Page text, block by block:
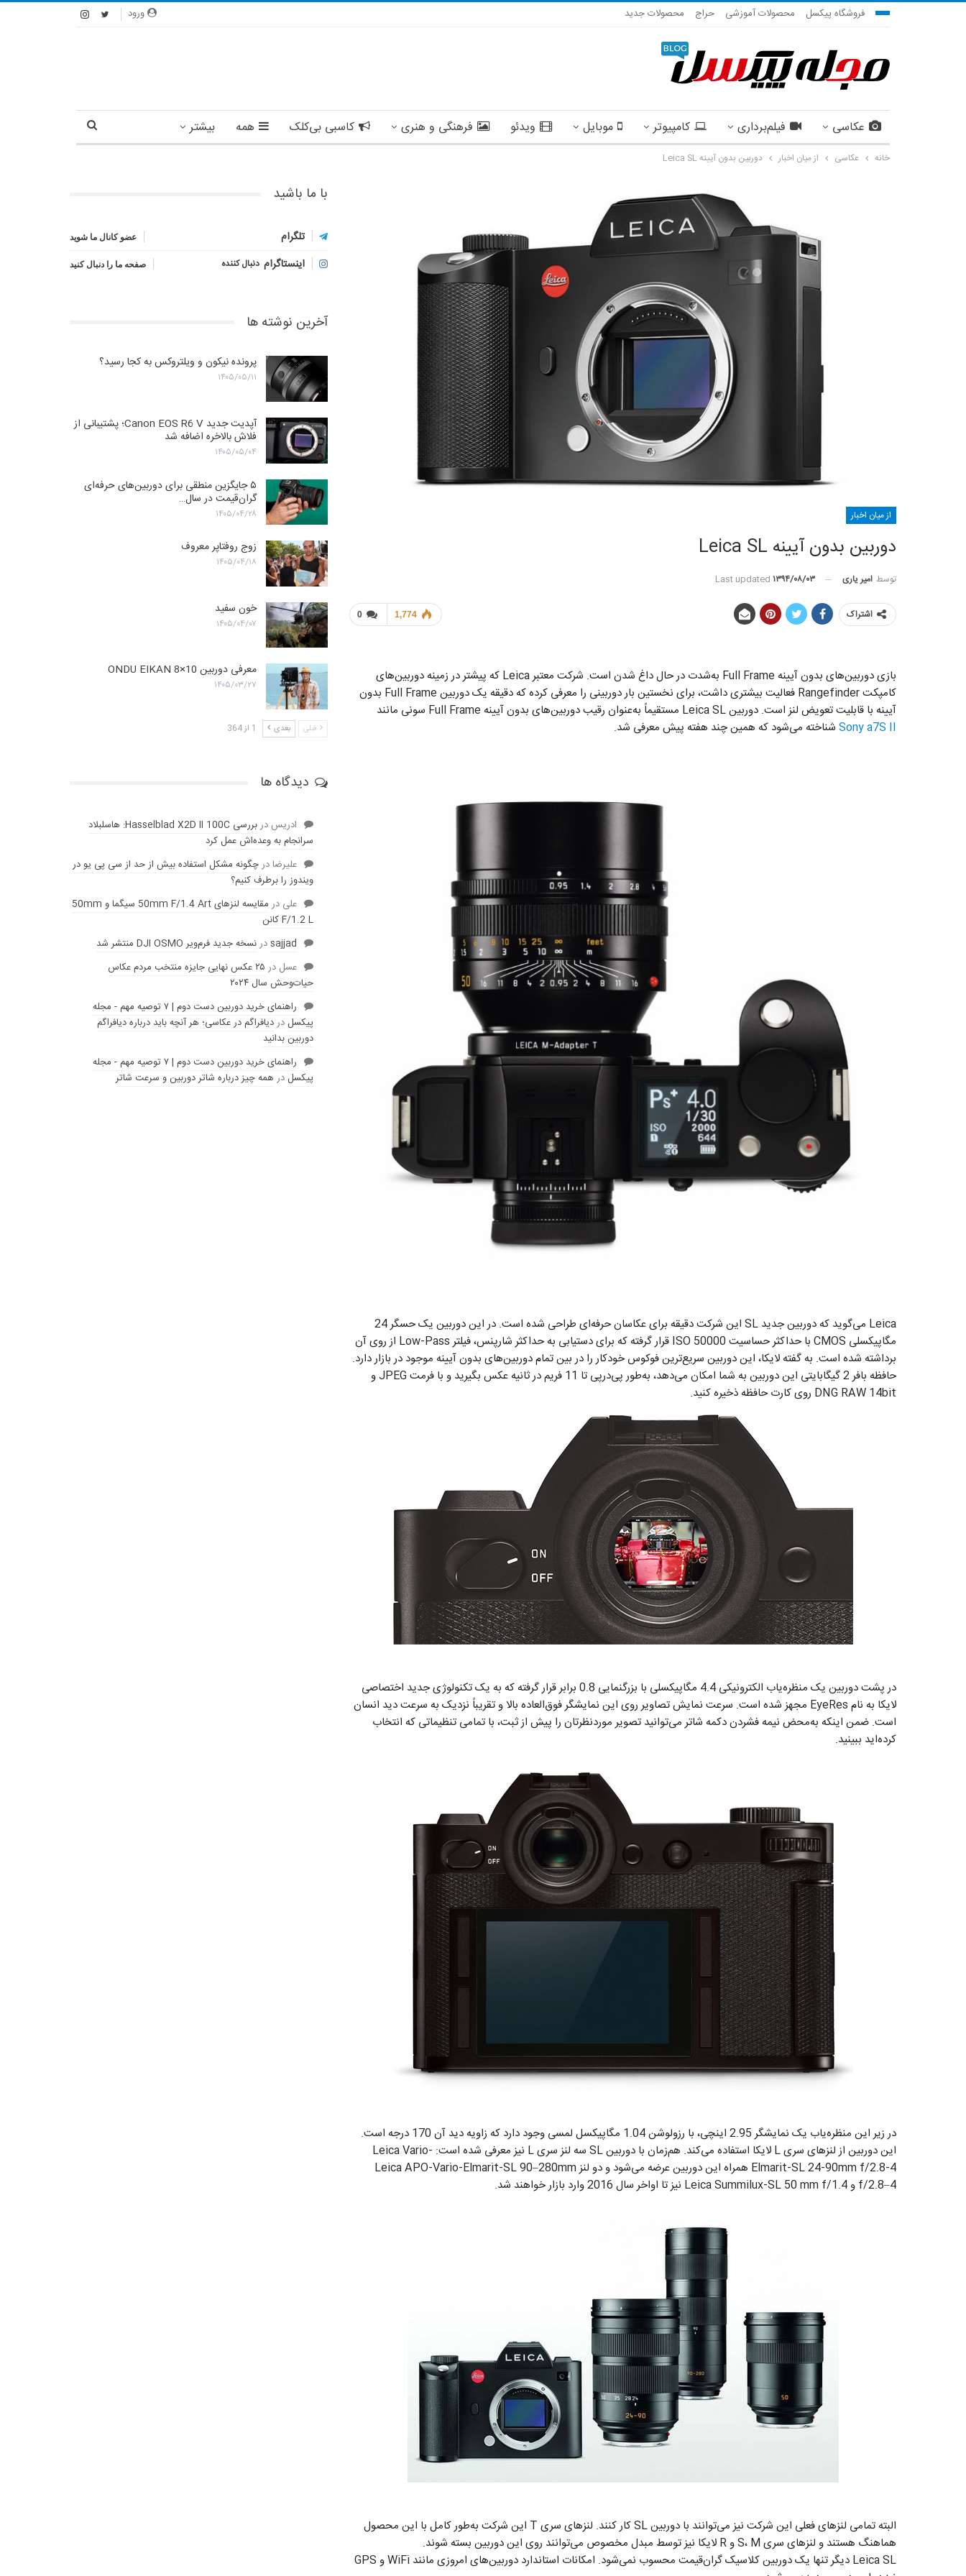
ورود فروشگاه پیکسل محصولات آموزشی حراج محصولات جدید
عکاسی فیلم‌برداری کامپیوتر موبایل ویدئو فرهنگی و هنری کاسبی بی‌کلک همه بیشتر
خانه عکاسی از میان اخبار دوربین بدون آیینه Leica SL
از میان اخبار
دوربین بدون آیینه Leica SL
توسط امیر یاری Last updated ۱۳۹۴/۰۸/۰۳
0 1,774 اشتراک
بازی دوربین‌های بدون آیینه Full Frame به‌شدت در حال داغ شدن است. شرکت معتبر Leica که پیشتر در زمینه دوربین‌های
کامپکت Rangefinder فعالیت بیشتری داشت، برای نخستین بار دوربینی را معرفی کرده که دقیقه یک دوربین Full Frame بدون
آیینه با قابلیت تعویض لنز است. دوربین Leica SL مستقیماً به‌عنوان رقیب دوربین‌های بدون آیینه Full Frame سونی مانند
Sony a7S II شناخته می‌شود که همین چند هفته پیش معرفی شد.
Leica می‌گوید که دوربین جدید SL این شرکت دقیقه برای عکاسان حرفه‌ای طراحی شده است. در این دوربین یک حسگر 24
مگاپیکسلی CMOS با حداکثر حساسیت 50000 ISO قرار گرفته که برای دستیابی به حداکثر شارپنس، فیلتر Low-Pass از روی آن
برداشته شده است. به گفته لایکا، این دوربین سریع‌ترین فوکوس خودکار را در بین تمام دوربین‌های بدون آیینه موجود در بازار دارد.
حافظه بافر 2 گیگابایتی این دوربین به شما امکان می‌دهد، به‌طور پی‌درپی تا 11 فریم در ثانیه عکس بگیرید و با فرمت JPEG و
DNG RAW 14bit روی کارت حافظه ذخیره کنید.
در پشت دوربین یک منظره‌یاب الکترونیکی 4.4 مگاپیکسلی با بزرگنمایی 0.8 برابر قرار گرفته که به یک تکنولوژی جدید اختصاصی
لایکا به نام EyeRes مجهز شده است. سرعت نمایش تصاویر روی این نمایشگر فوق‌العاده بالا و تقریباً نزدیک به سرعت دید انسان
است. ضمن اینکه به‌محض نیمه فشردن دکمه شاتر می‌توانید تصویر موردنظرتان را پیش از ثبت، با تمامی تنظیماتی که انتخاب
کرده‌اید ببینید.
در زیر این منظره‌یاب یک نمایشگر 2.95 اینچی، با رزولوشن 1.04 مگاپیکسل لمسی وجود دارد که زاویه دید آن 170 درجه است.
این دوربین از لنز‌های سری L لایکا استفاده می‌کند. هم‌زمان با دوربین SL سه لنز سری L نیز معرفی شده است: Leica Vario-
Elmarit-SL 24-90mm f/2.8-4 همراه این دوربین عرضه می‌شود و دو لنز Leica APO-Vario-Elmarit-SL 90–280mm
f/2.8–4 و Leica Summilux-SL 50 mm f/1.4 نیز تا اواخر سال 2016 وارد بازار خواهند شد.
البته تمامی لنز‌های فعلی این شرکت نیز می‌توانند با دوربین SL کار کنند. لنزهای سری T این شرکت به‌طور کامل با این محصول
هماهنگ هستند و لنز‌های سری S، M و R لایکا نیز توسط مبدل مخصوص می‌توانند روی این دوربین بسته شوند.
Leica SL دیگر تنها یک دوربین کلاسیک گران‌قیمت محسوب نمی‌شود. امکانات استاندارد دوربین‌های امروزی مانند WiFi و GPS
با ما باشید
تلگرام عضو کانال ما شوید
اینستاگرام دنبال کننده صفحه ما را دنبال کنید
آخرین نوشته ها
پرونده نیکون و ویلتروکس به کجا رسید؟
۱۴۰۵/۰۵/۱۱
آپدیت جدید Canon EOS R6 V؛ پشتیبانی از
فلاش بالاخره اضافه شد
۱۴۰۵/۰۵/۰۴
۵ جایگزین منطقی برای دوربین‌های حرفه‌ای
گران‌قیمت در سال…
۱۴۰۵/۰۴/۲۸
زوج روفتاپر معروف
۱۴۰۵/۰۴/۱۸
خون سفید
۱۴۰۵/۰۴/۰۷
معرفی دوربین ONDU EIKAN 8×10
۱۴۰۵/۰۳/۲۷
قبلی بعدی 1 از 364
دیدگاه ها
ادریس در
بررسی Hasselblad X2D II 100C: هاسلبلاد
سرانجام به وعده‌‌اش عمل کرد
عليرضادرچگونه مشکل استفاده بیش از حد از سی پی یو در
ویندوز را برطرف کنیم؟
علی در
مقایسه لنز‌های 50mm F/1.4 Art سیگما و 50mm
F/1.2 L کانن
sajjadدرنسخه جدید فرم‌ویر DJI OSMO منتشر شد
عسل در
۲۵ عکس نهایی جایزه منتخب مردم عکاس
حیات‌وحش سال ۲۰۲۴
راهنمای خرید دوربین دست دوم | ۷ توصیه مهم - مجله
پیکسلدردیافراگم در عکاسی؛ هر آنچه باید درباره دیافراگم
دوربین بدانید
راهنمای خرید دوربین دست دوم | ۷ توصیه مهم - مجله
پیکسلدر همه چیز درباره شاتر دوربین و سرعت شاتر